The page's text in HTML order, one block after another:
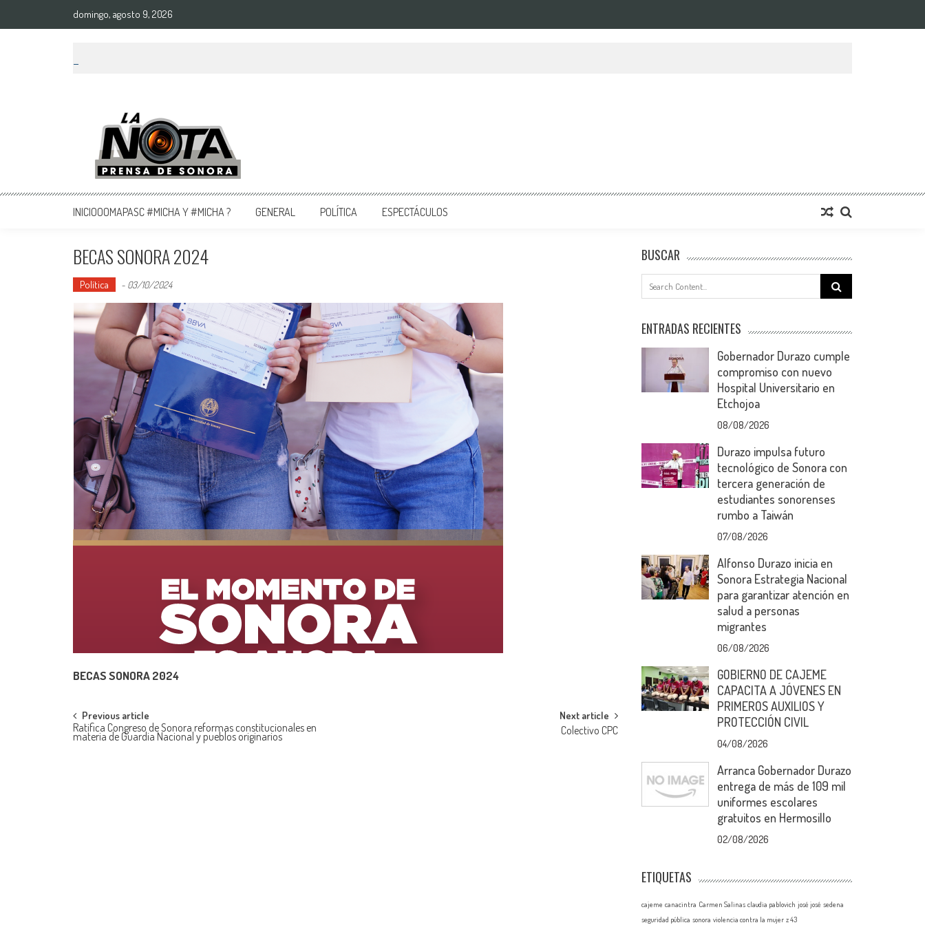
domingo, agosto 9, 2026
La Nota Prensa De Sonora
Noticias del día
INICIOOOMAPASC #MICHA Y #MICHA ? GENERAL POLÍTICA ESPECTÁCULOS
BECAS SONORA 2024
Política - 03/10/2024
BECAS SONORA 2024
Post
navigation
Previous article
Ratifica Congreso de Sonora reformas constitucionales en
materia de Guardia Nacional y pueblos originarios
Next article
Colectivo CPC
BUSCAR
Search
for:
ENTRADAS RECIENTES
Gobernador Durazo cumple
compromiso con nuevo
Hospital Universitario en
Etchojoa
08/08/2026
Durazo impulsa futuro
tecnológico de Sonora con
tercera generación de
estudiantes sonorenses
rumbo a Taiwán
07/08/2026
Alfonso Durazo inicia en
Sonora Estrategia Nacional
para garantizar atención en
salud a personas
migrantes
06/08/2026
GOBIERNO DE CAJEME
CAPACITA A JÓVENES EN
PRIMEROS AUXILIOS Y
PROTECCIÓN CIVIL
04/08/2026
Arranca Gobernador Durazo
entrega de más de 109 mil
uniformes escolares
gratuitos en Hermosillo
02/08/2026
ETIQUETAS
cajeme canacintra Carmen Salinas claudia pablovich josé josé sedena
seguridad pública sonora violencia contra la mujer z 43